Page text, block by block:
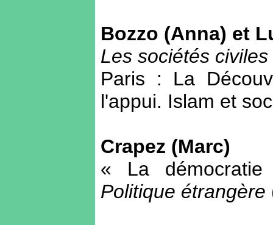
Bozzo (Anna) et
Les sociétés
Paris : La
l'appui. Islam et
Crapez (Marc)
« La démocratie
Politique étrangère